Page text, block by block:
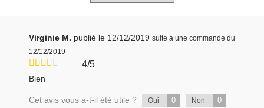
Virginie M. publié le 12/12/2019 suite à une commande du
12/12/2019
4/5
Bien
Cet avis vous a-t-il été utile ? Oui 0 Non 0